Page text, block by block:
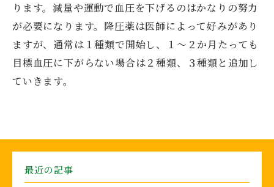
ります。減量や運動で血圧を下げるのはかなりの努力
が必要になります。降圧薬は医師によって好みがあり
ますが、通常は１種類で開始し、１～２か月たっても
目標血圧に下がらない場合は２種類、３種類と追加し
ていきます。
最近の記事